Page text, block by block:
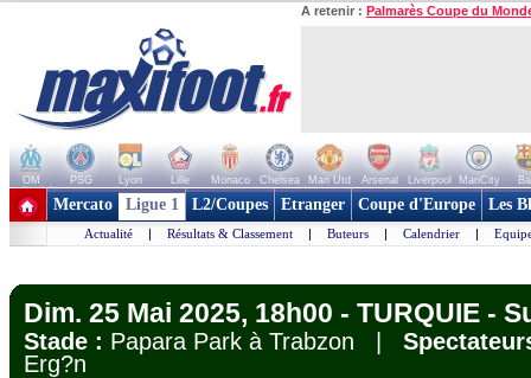
A retenir : Palmarès Coupe du
OM PSG Lyon Lille Monaco Chelsea Man Utd Arsenal Liverpool ManCity
+ de clubs
Mercato Ligue 1 L2/Coupes Etranger Coupe d'Europe Les
Actualité | Résultats & Classement | Buteurs | Calendrier |
Dim. 25 Mai 2025, 18h00 - TURQUIE -
Stade : Papara Park à Trabzon |
Erg?n